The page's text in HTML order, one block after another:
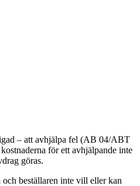
– att avhjälpa fel (AB 04/ABT
för ett avhjälpande inte
göras.
beställaren inte vill eller kan